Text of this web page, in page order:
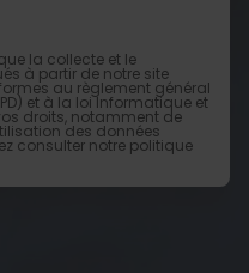
la collecte et le
à partir de notre site
au règlement général
et à la loi Informatique et
droits, notamment de
des données
consulter notre politique